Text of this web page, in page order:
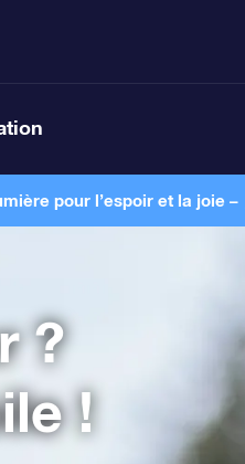
pour l’espoir et la joie –
?
!